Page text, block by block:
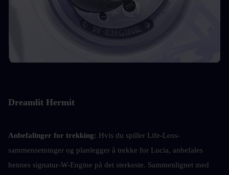
Dreamlit Hermit
Anbefalinger for trekking: Hvis du spiller Life-Loss-
sammensetninger og planlegger å trekke for Lucia, anbefales
hennes signatur-W-Engine på det sterkeste. Sammenlignet med